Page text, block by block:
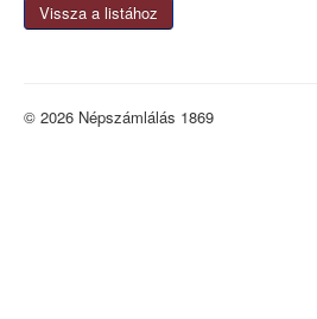
Vissza a listához
© 2026 Népszámlálás 1869